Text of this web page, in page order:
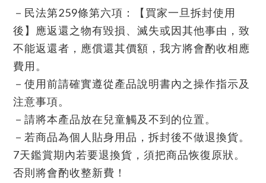
－民法第259條第六項：【買家一旦拆封使用
後】應返還之物有毀損、滅失或因其他事由，致
不能返還者，應償還其價額，我方將會酌收相應
費用。
－使用前請確實遵從產品說明書內之操作指示及
注意事項。
－請將本產品放在兒童觸及不到的位置。
－若商品為個人貼身用品，拆封後不做退換貨。
7天鑑賞期內若要退換貨，須把商品恢復原狀。
否則將會酌收整新費！